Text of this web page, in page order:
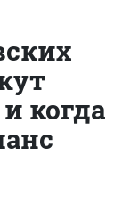
когда